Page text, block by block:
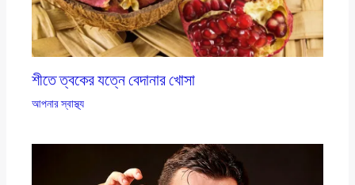
শীতে ত্বকের যত্নে বেদানার খোসা
আপনার স্বাস্থ্য